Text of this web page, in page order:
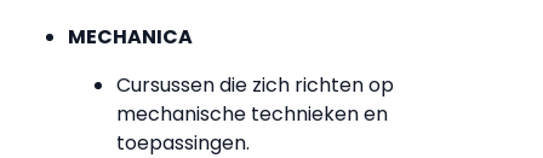
MECHANICA
Cursussen die zich richten op
mechanische technieken en
toepassingen.